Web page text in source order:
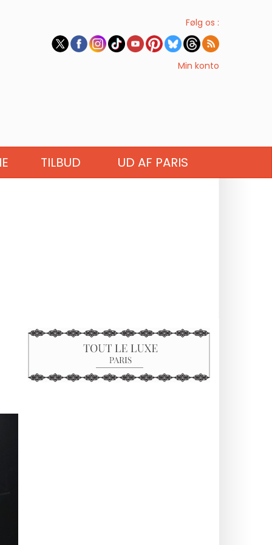
Følg os :
Min konto
TILBUD UD AF PARIS